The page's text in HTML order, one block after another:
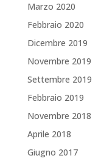
Marzo 2020
Febbraio 2020
Dicembre 2019
Novembre 2019
Settembre 2019
Febbraio 2019
Novembre 2018
Aprile 2018
Giugno 2017